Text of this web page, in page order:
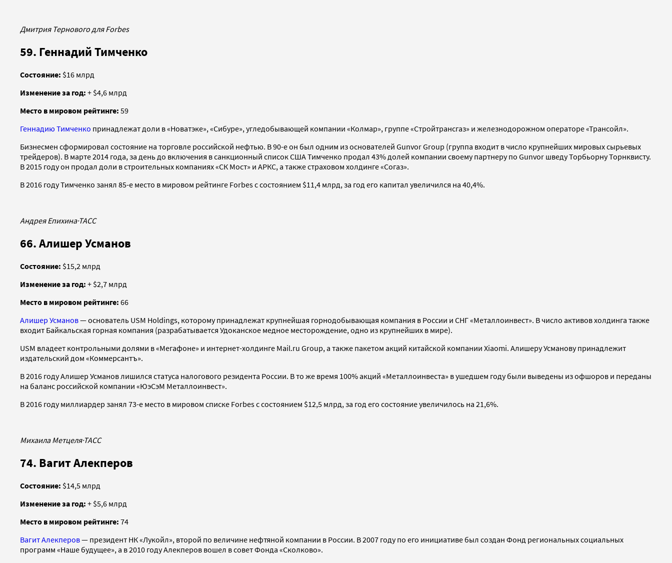
Дмитрия Тернового для Forbes
59. Геннадий Тимченко
Состояние: $16 млрд
Изменение за год: + $4,6 млрд
Место в мировом рейтинге: 59
Геннадию Тимченко принадлежат доли в «Новатэке», «Сибуре», угледобывающей компании «Колмар», группе «Стройтрансгаз» и железнодорожном операторе «Трансойл».
Бизнесмен сформировал состояние на торговле российской нефтью. В 90-е он был одним из основателей Gunvor Group (группа входит в число крупнейших мировых сырьевых
трейдеров). В марте 2014 года, за день до включения в санкционный список США Тимченко продал 43% долей компании своему партнеру по Gunvor шведу Торбьорну Торнквисту.
В 2015 году он продал доли в строительных компаниях «СК Мост» и АРКС, а также страховом холдинге «Согаз».
В 2016 году Тимченко занял 85-е место в мировом рейтинге Forbes с состоянием $11,4 млрд, за год его капитал увеличился на 40,4%.
Андрея Епихина·ТАСС
66. Алишер Усманов
Состояние: $15,2 млрд
Изменение за год: + $2,7 млрд
Место в мировом рейтинге: 66
Алишер Усманов— основатель USM Holdings, которому принадлежат крупнейшая горнодобывающая компания в России и СНГ «Металлоинвест». В число активов холдинга также
входит Байкальская горная компания (разрабатывается Удоканское медное месторождение, одно из крупнейших в мире).
USM владеет контрольными долями в «Мегафоне» и интернет-холдинге Mail.ru Group, а также пакетом акций китайской компании Xiaomi. Алишеру Усманову принадлежит
издательский дом «Коммерсантъ».
В 2016 году Алишер Усманов лишился статуса налогового резидента России. В то же время 100% акций «Металлоинвеста» в ушедшем году были выведены из офшоров и переданы
на баланс российской компании «ЮэСэМ Металлоинвест».
В 2016 году миллиардер занял 73-е место в мировом списке Forbes с состоянием $12,5 млрд, за год его состояние увеличилось на 21,6%.
Михаила Метцеля·ТАСС
74. Вагит Алекперов
Состояние: $14,5 млрд
Изменение за год: + $5,6 млрд
Место в мировом рейтинге: 74
Вагит Алекперов— президент НК «Лукойл», второй по величине нефтяной компании в России. В 2007 году по его инициативе был создан Фонд региональных социальных
программ «Наше будущее», а в 2010 году Алекперов вошел в совет Фонда «Сколково».